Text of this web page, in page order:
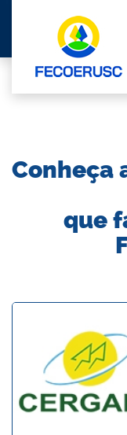
Conheça
que